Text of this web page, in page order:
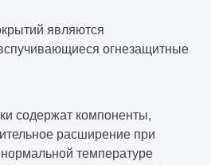
являются
огнезащитные
содержат компоненты,
расширение при
температуре